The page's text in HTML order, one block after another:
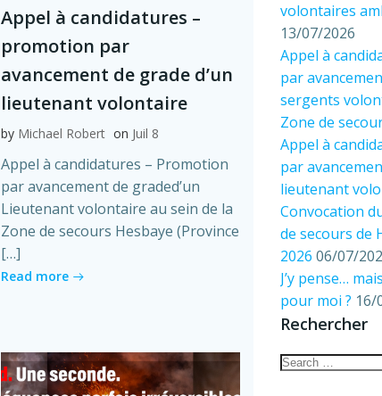
Appel à candidatures –
promotion par
avancement de grade d’un
lieutenant volontaire
by Michael Robert on Juil 8
Appel à candidatures – Promotion
par avancement de graded’un
Lieutenant volontaire au sein de la
Zone de secours Hesbaye (Province
[…]
Read more
volontaires
13/07/2026
Appel à
par
sergents
Zone de
Appel à
par
lieutenant
Convocation
de secours de
2026 06/07/
J’y pense…
pour moi ? 16/
Rechercher
Search